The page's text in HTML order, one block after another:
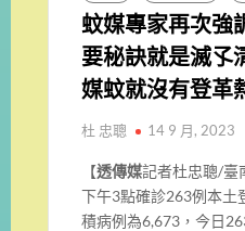
蚊媒專家再次強
要秘訣就是滅孓
媒蚊就沒有登革
杜 忠聰 14 9 月, 2023
【透傳媒記者杜忠聰/臺
下午3點確診263例本土
積病例為6,673，今日